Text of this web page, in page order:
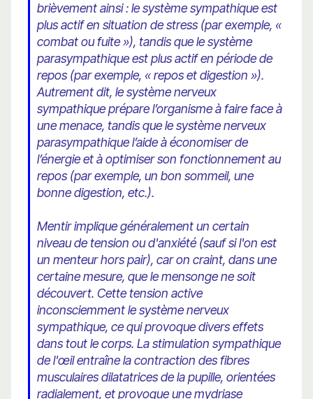
brièvement ainsi : le système sympathique est
plus actif en situation de stress (par exemple, «
combat ou fuite »), tandis que le système
parasympathique est plus actif en période de
repos (par exemple, « repos et digestion »).
Autrement dit, le système nerveux
sympathique prépare l’organisme à faire face à
une menace, tandis que le système nerveux
parasympathique l’aide à économiser de
l’énergie et à optimiser son fonctionnement au
repos (par exemple, un bon sommeil, une
bonne digestion, etc.).
Mentir implique généralement un certain
niveau de tension ou d'anxiété (sauf si l'on est
un menteur hors pair), car on craint, dans une
certaine mesure, que le mensonge ne soit
découvert. Cette tension active
inconsciemment le système nerveux
sympathique, ce qui provoque divers effets
dans tout le corps. La stimulation sympathique
de l'œil entraîne la contraction des fibres
musculaires dilatatrices de la pupille, orientées
radialement, et provoque une mydriase